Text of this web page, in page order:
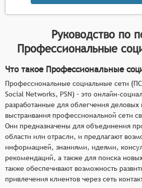
Руководство по
Профессиональные
Что такое Профессиональные
Профессиональные социальные сети
Social Networks, PSN) – это онлайн-
разработанные для облегчения деловых
выстраивания профессиональной сети
Они предназначены для объединения
области или отрасли, и предлагают
информацией, знаниями, идеями,
рекомендаций, а также для поиска
также обеспечивают возможность
привлечения клиентов через сеть